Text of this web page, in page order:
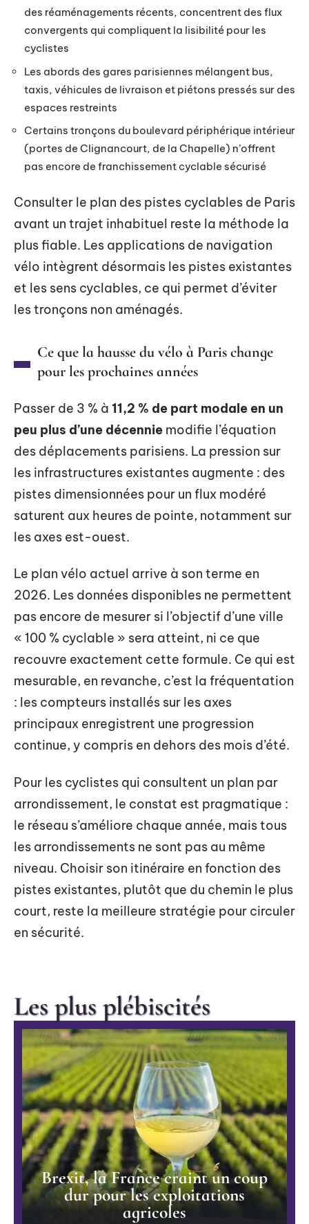
des réaménagements récents, concentrent des flux
convergents qui compliquent la lisibilité pour les
cyclistes
Les abords des gares parisiennes mélangent bus,
taxis, véhicules de livraison et piétons pressés sur des
espaces restreints
Certains tronçons du boulevard périphérique intérieur
(portes de Clignancourt, de la Chapelle) n’offrent
pas encore de franchissement cyclable sécurisé
Consulter le plan des pistes cyclables de Paris
avant un trajet inhabituel reste la méthode la
plus fiable. Les applications de navigation
vélo intègrent désormais les pistes existantes
et les sens cyclables, ce qui permet d’éviter
les tronçons non aménagés.
Ce que la hausse du vélo à Paris change
pour les prochaines années
Passer de 3 % à 11,2 % de part modale en un
peu plus d’une décennie modifie l’équation
des déplacements parisiens. La pression sur
les infrastructures existantes augmente : des
pistes dimensionnées pour un flux modéré
saturent aux heures de pointe, notamment sur
les axes est-ouest.
Le plan vélo actuel arrive à son terme en
2026. Les données disponibles ne permettent
pas encore de mesurer si l’objectif d’une ville
« 100 % cyclable » sera atteint, ni ce que
recouvre exactement cette formule. Ce qui est
mesurable, en revanche, c’est la fréquentation
: les compteurs installés sur les axes
principaux enregistrent une progression
continue, y compris en dehors des mois d’été.
Pour les cyclistes qui consultent un plan par
arrondissement, le constat est pragmatique :
le réseau s’améliore chaque année, mais tous
les arrondissements ne sont pas au même
niveau. Choisir son itinéraire en fonction des
pistes existantes, plutôt que du chemin le plus
court, reste la meilleure stratégie pour circuler
en sécurité.
Les plus plébiscités
Brexit, la France craint un coup
dur pour les exploitations
agricoles